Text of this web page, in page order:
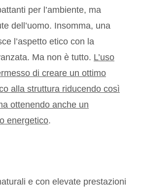
per l’ambiente, ma
dell’uomo. Insomma, una
l’aspetto etico con la
Ma non è tutto. L’uso
di creare un ottimo
alla struttura riducendo così
ottenendo anche un
energetico.
e con elevate prestazioni